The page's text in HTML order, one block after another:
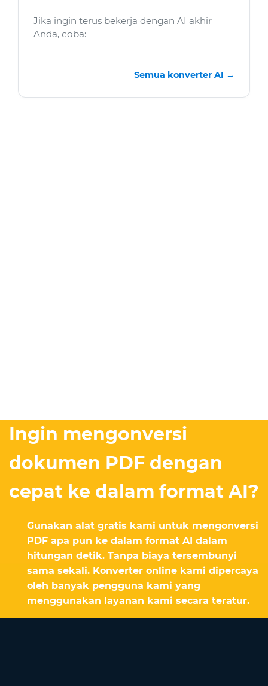
Jika ingin terus bekerja dengan AI akhir
Anda, coba:
Semua konverter AI →
Ingin mengonversi
dokumen PDF dengan
cepat ke dalam format AI?
Gunakan alat gratis kami untuk mengonversi
PDF apa pun ke dalam format AI dalam
hitungan detik. Tanpa biaya tersembunyi
sama sekali. Konverter online kami dipercaya
oleh banyak pengguna kami yang
menggunakan layanan kami secara teratur.